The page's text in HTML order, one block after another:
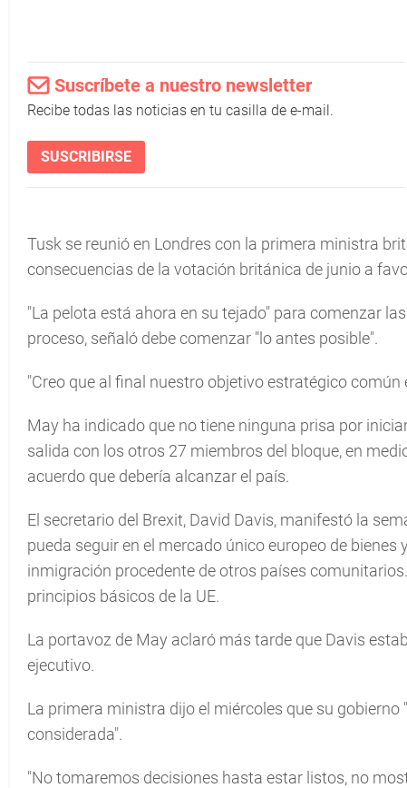
Suscríbete a nuestro newsletter
Recibe todas las noticias en tu casilla de e-mail.
SUSCRIBIRSE
Tusk se reunió en Londres con la primera ministra
consecuencias de la votación británica de junio a
"La pelota está ahora en su tejado" para comenzar
proceso, señaló debe comenzar "lo antes posible".
"Creo que al final nuestro objetivo estratégico
May ha indicado que no tiene ninguna prisa por
salida con los otros 27 miembros del bloque, en
acuerdo que debería alcanzar el país.
El secretario del Brexit, David Davis, manifestó la
pueda seguir en el mercado único europeo de
inmigración procedente de otros países
principios básicos de la UE.
La portavoz de May aclaró más tarde que Davis
ejecutivo.
La primera ministra dijo el miércoles que su
considerada".
"No tomaremos decisiones hasta estar listos, no